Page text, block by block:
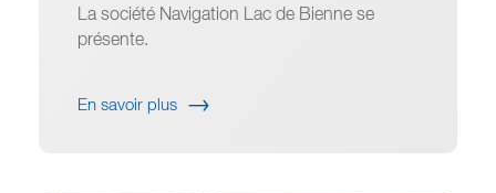
La société Navigation Lac de Bienne se
présente.
En savoir plus